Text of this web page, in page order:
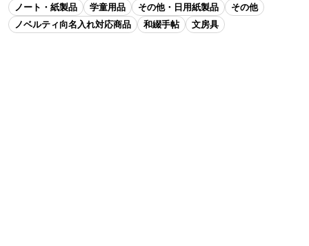
ノート・紙製品 学童用品 その他・日用紙製品
その他
ノベルティ向名入れ対応商品
和綴手帖 文房具